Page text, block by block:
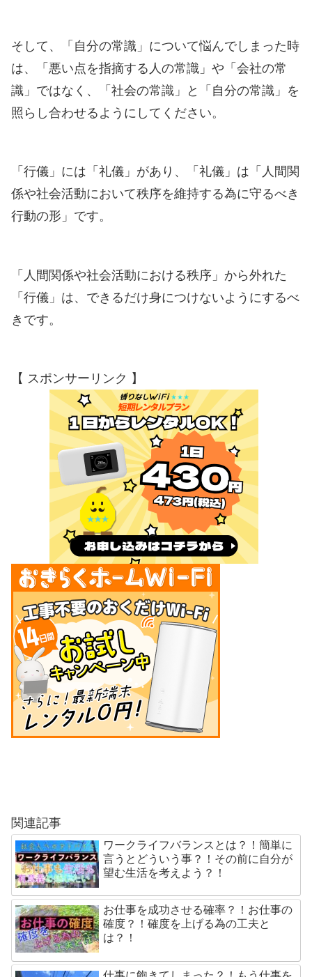
そして、「自分の常識」について悩んでしまった時
は、「悪い点を指摘する人の常識」や「会社の常
識」ではなく、「社会の常識」と「自分の常識」を
照らし合わせるようにしてください。
「行儀」には「礼儀」があり、「礼儀」は「人間関
係や社会活動において秩序を維持する為に守るべき
行動の形」です。
「人間関係や社会活動における秩序」から外れた
「行儀」は、できるだけ身につけないようにするべ
きです。
【 スポンサーリンク 】
関連記事
ワークライフバランスとは？！簡単に
言うとどういう事？！その前に自分が
望む生活を考えよう？！
お仕事を成功させる確率？！お仕事の
確度？！確度を上げる為の工夫と
は？！